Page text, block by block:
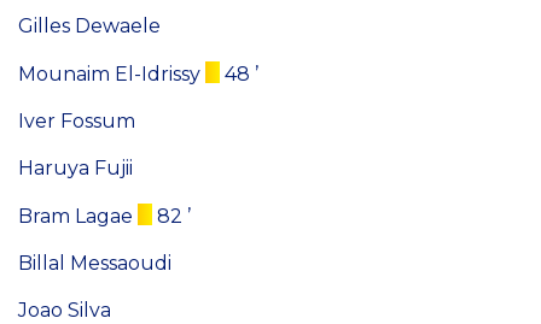
Gilles Dewaele
Mounaim El-Idrissy 48 ’
Iver Fossum
Haruya Fujii
Bram Lagae 82 ’
Billal Messaoudi
Joao Silva